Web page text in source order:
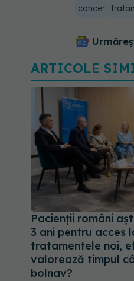
cancer
ARTICOLE
Pacienții români
3 ani pentru acces
tratamentele noi,
valorează timpul
bolnav?